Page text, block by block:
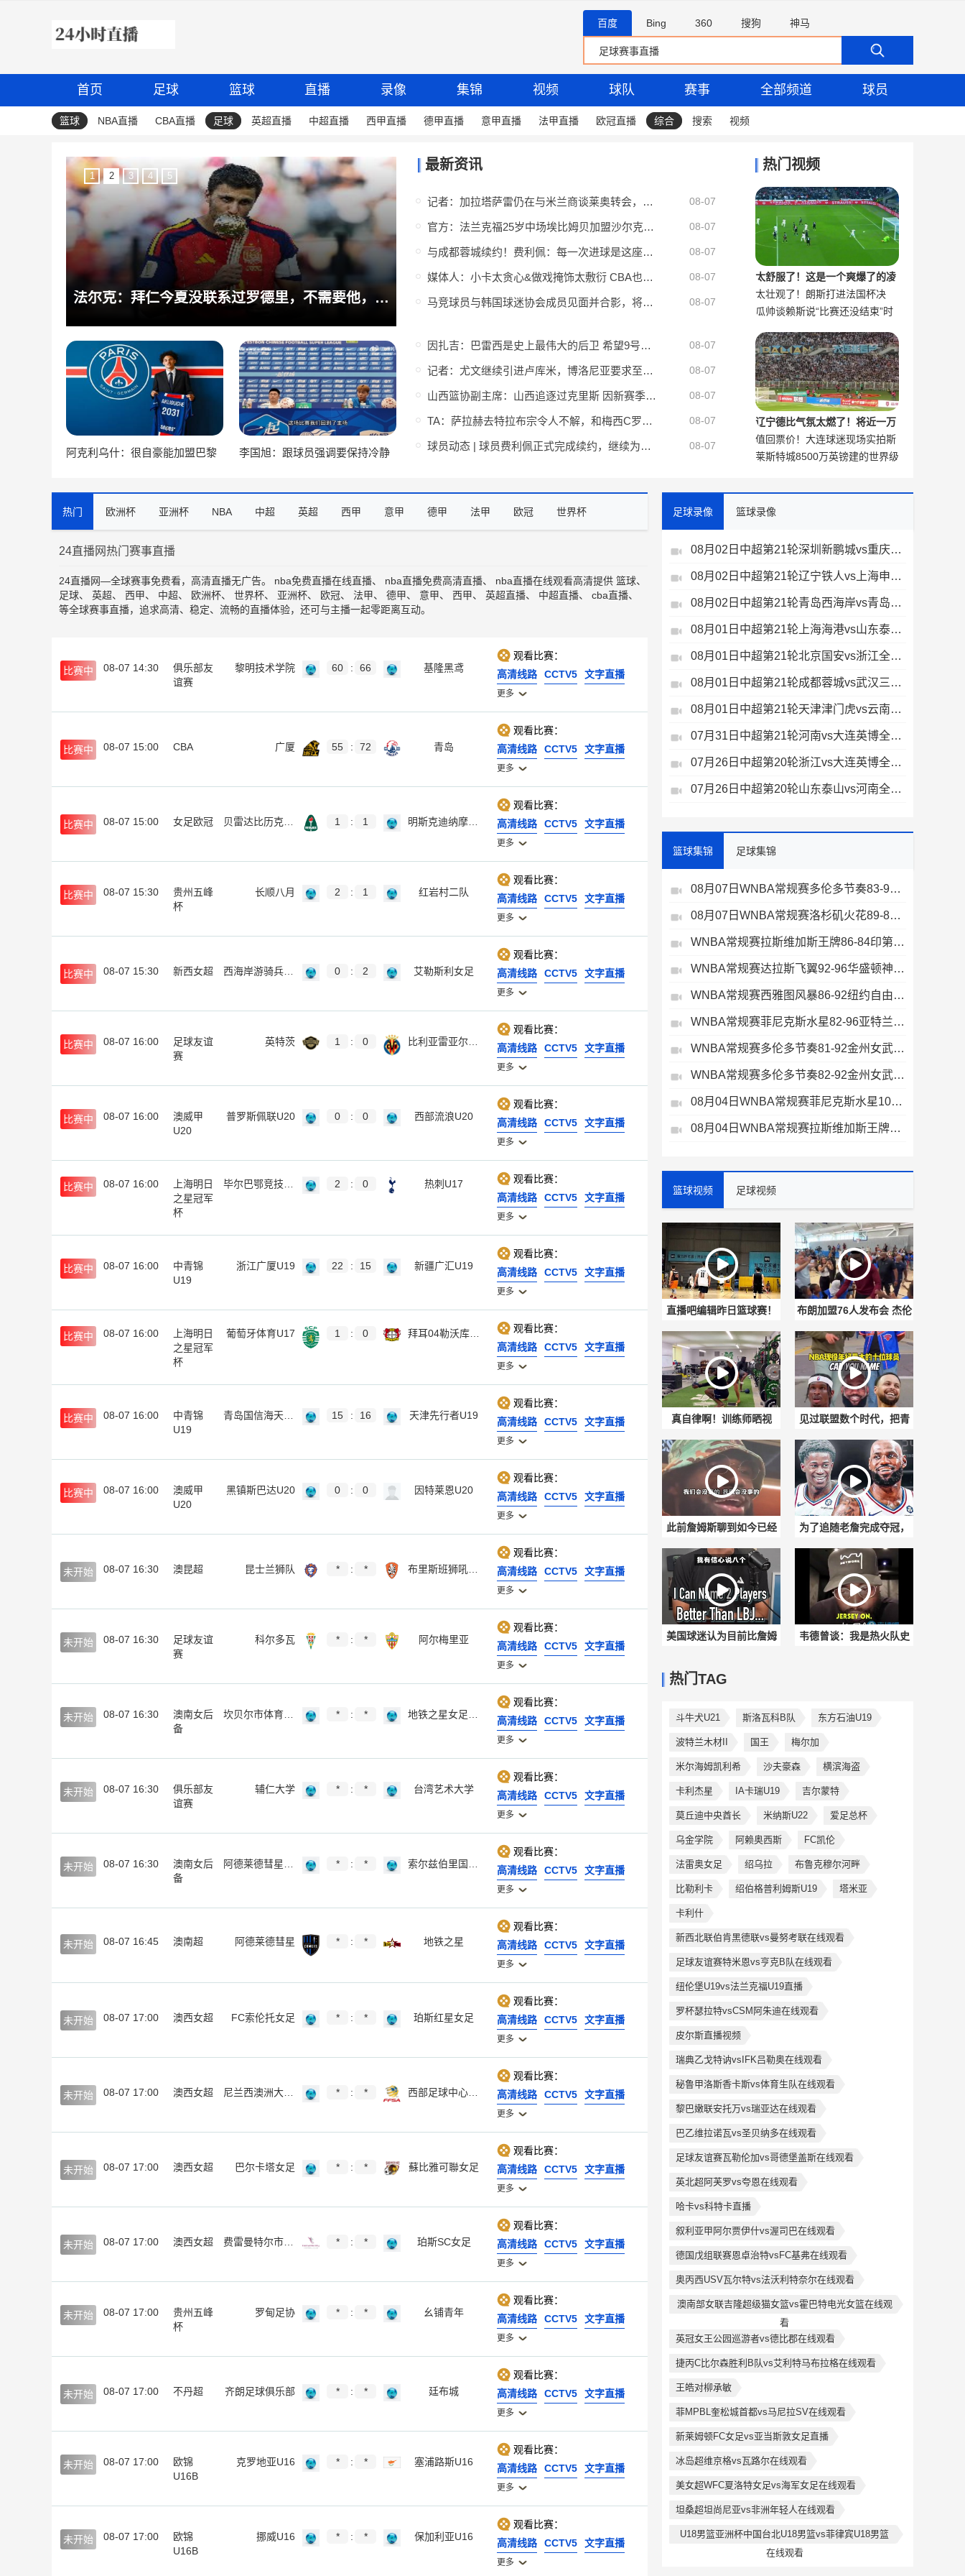
百度 Bing 360 搜狗 神马
首页 足球 篮球 直播 录像 集锦 视频 球队 赛事 全部频道 球员
篮球 NBA直播 CBA直播 足球 英超直播 中超直播 西甲直播 德甲直播 意甲直播 法甲直播 欧冠直播 综合 搜索 视频
法尔克：拜仁今夏没联系过罗德里，不需要他，只在2019年感兴趣过 带队击败梦七！祝“欧洲科比”斯潘诺里斯44岁生日快乐！
1 2 3 4 5
阿克利乌什：很自豪能加盟巴黎
李国旭：跟球员强调要保持冷静
赛
最新资讯
记者：加拉塔萨雷仍在与米兰商谈莱奥转会，几小时内提出新报价 08-07
官方：法兰克福25岁中场埃比姆贝加盟沙尔克，签约至2028年 08-07
与成都蓉城续约！费利佩：每一次进球是这座城市给我的归属感 08-07
媒体人：小卡太贪心&做戏掩饰太敷衍 CBA也有传闻但至少做戏全套 08-07
马竞球员与韩国球迷协会成员见面并合影，将在季前赛中对阵曼城 08-07
因扎吉：巴雷西是史上最伟大的后卫 希望9号给拉莫斯带来好运 08-07
记者：尤文继续引进卢库米，博洛尼亚要求至少2000万欧元 08-07
山西篮协副主席：山西追逐过克里斯 因新赛季三外援政策放弃法耶 08-07
TA：萨拉赫去特拉布宗令人不解，和梅西C罗去迈阿密与沙特都不同 08-07
球员动态 | 球员费利佩正式完成续约，继续为成都而战！ 08-07
热门视频
太舒服了！这是一个爽爆了的凌
空抽射合集
太壮观了！朗斯打进法国杯决
赛，球迷疯狂冲场庆祝
瓜帅谈赖斯说“比赛还没结束”时
说：我很喜欢，这是阿森纳的精
神
辽宁德比气氛太燃了！将近一万
大连球迷现场助威
值回票价！大连球迷现场实拍斯
坦丘天外飞仙
莱斯特城8500万英镑建的世界级
热门 欧洲杯 亚洲杯 NBA 中超 英超 西甲 意甲 德甲 法甲 欧冠 世界杯
24直播网热门赛事直播
24直播网—全球赛事免费看，高清直播无广告。 nba免费直播在线直播、 nba直播免费高清直播、 nba直播在线观看高清提供 篮球、
足球、 英超、 西甲、 中超、 欧洲杯、 世界杯、 亚洲杯、 欧冠、 法甲、 德甲、 意甲、 西甲、 英超直播、 中超直播、 cba直播、
等全球赛事直播，追求高清、稳定、流畅的直播体验，还可与主播一起零距离互动。
比赛中 08-07 14:30
俱乐部友
谊赛
黎明技术学院 60 : 66 基隆黑鸢
观看比赛：
高清线路
CCTV5 文字直播
更多
比赛中 08-07 15:00 CBA 广厦 55 : 72 青岛
观看比赛：
高清线路
CCTV5 文字直播
更多
比赛中 08-07 15:00 女足欧冠 1 : 1
观看比赛：
高清线路
CCTV5 文字直播
更多
比赛中 08-07 15:30
贵州五峰
杯
长顺八月 2 : 1 红岩村二队
观看比赛：
高清线路
CCTV5 文字直播
更多
比赛中 08-07 15:30 新西女超 0 : 2 艾勒斯利女足
观看比赛：
高清线路
CCTV5 文字直播
更多
比赛中 08-07 16:00
足球友谊
赛
英特茨 1 : 0
观看比赛：
高清线路
CCTV5 文字直播
更多
比赛中 08-07 16:00
澳威甲
U20
普罗斯佩联U20 0 : 0 西部流浪U20
观看比赛：
高清线路
CCTV5 文字直播
更多
比赛中 08-07 16:00
上海明日
之星冠军
杯
2 : 0 热刺U17
观看比赛：
高清线路
CCTV5 文字直播
更多
比赛中 08-07 16:00
中青锦
U19
浙江广厦U19 22 : 15 新疆广汇U19
观看比赛：
高清线路
CCTV5 文字直播
更多
比赛中 08-07 16:00
上海明日
之星冠军
杯
葡萄牙体育U17 1 : 0
观看比赛：
高清线路
CCTV5 文字直播
更多
比赛中 08-07 16:00
中青锦
U19
15 : 16 天津先行者U19
观看比赛：
高清线路
CCTV5 文字直播
更多
比赛中 08-07 16:00
澳威甲
U20
黑镇斯巴达U20 0 : 0 因特莱恩U20
观看比赛：
高清线路
CCTV5 文字直播
更多
未开始 08-07 16:30 澳昆超 昆士兰狮队 * : *
观看比赛：
高清线路
CCTV5 文字直播
更多
未开始 08-07 16:30
足球友谊
赛
科尔多瓦 * : * 阿尔梅里亚
观看比赛：
高清线路
CCTV5 文字直播
更多
未开始 08-07 16:30
澳南女后
备
* : *
观看比赛：
高清线路
CCTV5 文字直播
更多
未开始 08-07 16:30
俱乐部友
谊赛
辅仁大学 * : * 台湾艺术大学
观看比赛：
高清线路
CCTV5 文字直播
更多
未开始 08-07 16:30
澳南女后
备
* : *
观看比赛：
高清线路
CCTV5 文字直播
更多
未开始 08-07 16:45 澳南超 阿德莱德彗星 * : * 地铁之星
观看比赛：
高清线路
CCTV5 文字直播
更多
未开始 08-07 17:00 澳西女超 FC索伦托女足 * : * 珀斯红星女足
观看比赛：
高清线路
CCTV5 文字直播
更多
未开始 08-07 17:00 澳西女超 * : *
观看比赛：
高清线路
CCTV5 文字直播
更多
未开始 08-07 17:00 澳西女超 巴尔卡塔女足 * : * 蘇比雅可聯女足
观看比赛：
高清线路
CCTV5 文字直播
更多
未开始 08-07 17:00 澳西女超 * : * 珀斯SC女足
观看比赛：
高清线路
CCTV5 文字直播
更多
未开始 08-07 17:00
贵州五峰
杯
罗甸足协 * : * 幺铺青年
观看比赛：
高清线路
CCTV5 文字直播
更多
未开始 08-07 17:00 不丹超 齐朗足球俱乐部 * : * 廷布城
观看比赛：
高清线路
CCTV5 文字直播
更多
未开始 08-07 17:00
欧锦
U16B
克罗地亚U16 * : * 塞浦路斯U16
观看比赛：
高清线路
CCTV5 文字直播
更多
未开始 08-07 17:00
欧锦
U16B
挪威U16 * : * 保加利亚U16
观看比赛：
高清线路
CCTV5 文字直播
更多
足球录像 篮球录像
08月02日中超第21轮深圳新鹏城vs重庆铜梁龙全场录像
08月02日中超第21轮辽宁铁人vs上海申花全场录像
08月02日中超第21轮青岛西海岸vs青岛海牛全场录像
08月01日中超第21轮上海海港vs山东泰山全场录像
08月01日中超第21轮北京国安vs浙江全场录像
08月01日中超第21轮成都蓉城vs武汉三镇全场录像
08月01日中超第21轮天津津门虎vs云南玉昆全场录像
07月31日中超第21轮河南vs大连英博全场录像
07月26日中超第20轮浙江vs大连英博全场录像
07月26日中超第20轮山东泰山vs河南全场录像
篮球集锦 足球集锦
08月07日WNBA常规赛多伦多节奏83-97波特兰火焰集锦
08月07日WNBA常规赛洛杉矶火花89-82明尼苏达山猫全场集锦
WNBA常规赛拉斯维加斯王牌86-84印第安纳狂热全场集锦
WNBA常规赛达拉斯飞翼92-96华盛顿神秘人全场集锦
WNBA常规赛西雅图风暴86-92纽约自由人全场集锦
WNBA常规赛菲尼克斯水星82-96亚特兰大梦想全场集锦
WNBA常规赛多伦多节奏81-92金州女武神全场集锦
WNBA常规赛多伦多节奏82-92金州女武神全场集锦
08月04日WNBA常规赛菲尼克斯水星106-101芝加哥天空全场集锦
08月04日WNBA常规赛拉斯维加斯王牌109-87亚特兰大梦想全场集锦
篮球视频 足球视频
直播吧编辑昨日篮球赛！
多姆连打两铁后知耻后勇
一条龙连过数人！
布朗加盟76人发布会 杰伦
布朗受到费城热烈欢迎 ...
真自律啊！训练师晒视
频：37岁的杜兰特休赛期
泡在健身房苦练
见过联盟数个时代，把青
春全部留在赛场，致敬仍
在征战的老兵...
此前詹姆斯聊到如今已经
成为自己队友的杰伦布
朗:...
为了追随老詹完成夺冠，
艾奇库姆整个休赛期都泡
在训练场！！
美国球迷认为目前比詹姆
韦德曾谈：我是热火队史
热门TAG
斗牛犬U21 斯洛瓦科B队 东方石油U19
波特兰木材II 国王 梅尔加
米尔海姆凯利希 沙夫豪森 横滨海盗
卡利杰星 IA卡瑞U19 吉尔蒙特
莫丘迪中央酋长 米纳斯U22 爱足总杯
乌金学院 阿赖奥西斯 FC凯伦
法雷奥女足 绍乌拉 布鲁克穆尔河畔
比勒利卡 绍伯格普利姆斯U19 塔米亚
卡利什
新西北联伯肯黑德联vs曼努考联在线观看
足球友谊赛特米恩vs亨克B队在线观看
纽伦堡U19vs法兰克福U19直播
罗杯瑟拉特vsCSM阿朱迪在线观看
皮尔斯直播视频
瑞典乙戈特讷vsIFK吕勒奥在线观看
秘鲁甲洛斯香卡斯vs体育生队在线观看
黎巴嫩联安托万vs瑞亚达在线观看
巴乙维拉诺瓦vs圣贝纳多在线观看
足球友谊赛瓦勒伦加vs哥德堡盖斯在线观看
英北超阿芙罗vs夸恩在线观看
哈卡vs科特卡直播
叙利亚甲阿尔贾伊什vs渥司巴在线观看
德国戊组联赛恩卓治特vsFC基弗在线观看
奥丙西USV瓦尔特vs法沃利特奈尔在线观看
澳南部女联吉隆超级猫女篮vs霍巴特电光女篮在线观
看
英冠女王公园巡游者vs德比郡在线观看
捷丙C比尔森胜利B队vs艾利特马布拉格在线观看
王皓对柳承敏
菲MPBL奎松城首都vs马尼拉SV在线观看
新莱姆顿FC女足vs亚当斯敦女足直播
冰岛超维京格vs瓦路尔在线观看
美女超WFC夏洛特女足vs海军女足在线观看
坦桑超坦尚尼亚vs非洲年轻人在线观看
U18男篮亚洲杯中国台北U18男篮vs菲律宾U18男篮
在线观看